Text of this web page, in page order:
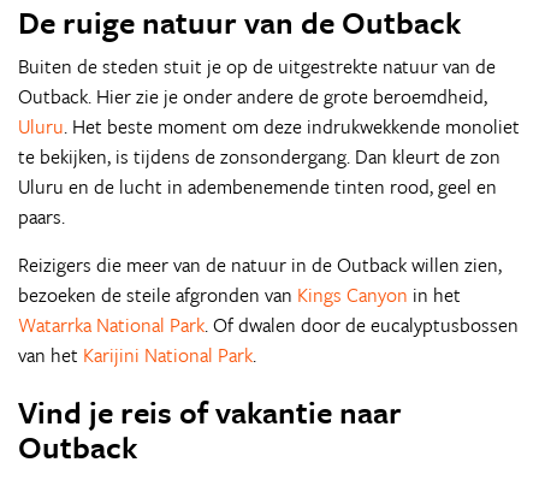
De ruige natuur van de Outback
Buiten de steden stuit je op de uitgestrekte natuur van de
Outback. Hier zie je onder andere de grote beroemdheid,
Uluru. Het beste moment om deze indrukwekkende monoliet
te bekijken, is tijdens de zonsondergang. Dan kleurt de zon
Uluru en de lucht in adembenemende tinten rood, geel en
paars.
Reizigers die meer van de natuur in de Outback willen zien,
bezoeken de steile afgronden van Kings Canyon in het
Watarrka National Park. Of dwalen door de eucalyptusbossen
van het Karijini National Park.
Vind je reis of vakantie naar
Outback